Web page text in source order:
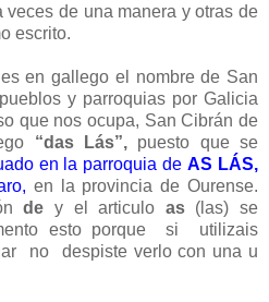
de una manera y otras de
escrito.
en gallego el nombre de San
y parroquias por Galicia
que nos ocupa, San Cibrán de
“das Lás”, puesto que se
en la parroquia deAS LÁS,
en la provincia de Ourense.
de y el articulo as(las) se
esto porque si utilizais
no despiste verlo con una u